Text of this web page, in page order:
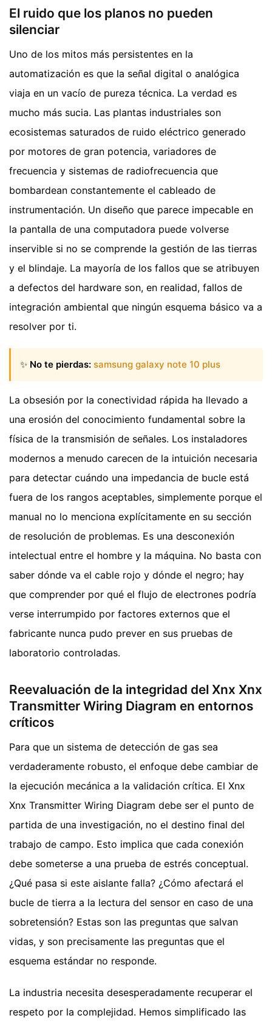
El ruido que los planos no pueden
silenciar
Uno de los mitos más persistentes en la
automatización es que la señal digital o analógica
viaja en un vacío de pureza técnica. La verdad es
mucho más sucia. Las plantas industriales son
ecosistemas saturados de ruido eléctrico generado
por motores de gran potencia, variadores de
frecuencia y sistemas de radiofrecuencia que
bombardean constantemente el cableado de
instrumentación. Un diseño que parece impecable en
la pantalla de una computadora puede volverse
inservible si no se comprende la gestión de las tierras
y el blindaje. La mayoría de los fallos que se atribuyen
a defectos del hardware son, en realidad, fallos de
integración ambiental que ningún esquema básico va a
resolver por ti.
✨ No te pierdas: samsung galaxy note 10 plus
La obsesión por la conectividad rápida ha llevado a
una erosión del conocimiento fundamental sobre la
física de la transmisión de señales. Los instaladores
modernos a menudo carecen de la intuición necesaria
para detectar cuándo una impedancia de bucle está
fuera de los rangos aceptables, simplemente porque el
manual no lo menciona explícitamente en su sección
de resolución de problemas. Es una desconexión
intelectual entre el hombre y la máquina. No basta con
saber dónde va el cable rojo y dónde el negro; hay
que comprender por qué el flujo de electrones podría
verse interrumpido por factores externos que el
fabricante nunca pudo prever en sus pruebas de
laboratorio controladas.
Reevaluación de la integridad del Xnx Xnx
Transmitter Wiring Diagram en entornos
críticos
Para que un sistema de detección de gas sea
verdaderamente robusto, el enfoque debe cambiar de
la ejecución mecánica a la validación crítica. El Xnx
Xnx Transmitter Wiring Diagram debe ser el punto de
partida de una investigación, no el destino final del
trabajo de campo. Esto implica que cada conexión
debe someterse a una prueba de estrés conceptual.
¿Qué pasa si este aislante falla? ¿Cómo afectará el
bucle de tierra a la lectura del sensor en caso de una
sobretensión? Estas son las preguntas que salvan
vidas, y son precisamente las preguntas que el
esquema estándar no responde.
La industria necesita desesperadamente recuperar el
respeto por la complejidad. Hemos simplificado las